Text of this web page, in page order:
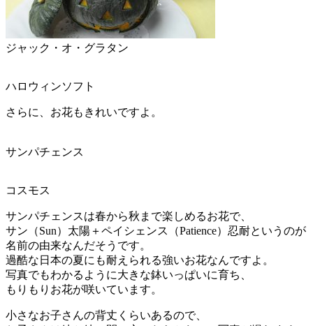
ジャック・オ・グラタン
ハロウィンソフト
さらに、お花もきれいですよ。
サンパチェンス
コスモス
サンパチェンスは春から秋まで楽しめるお花で、
サン（Sun）太陽＋ペイシェンス（Patience）忍耐というのが
名前の由来なんだそうです。
過酷な日本の夏にも耐えられる強いお花なんですよ。
写真でもわかるように大きな鉢いっぱいに育ち、
もりもりお花が咲いています。
小さなお子さんの背丈くらいあるので、